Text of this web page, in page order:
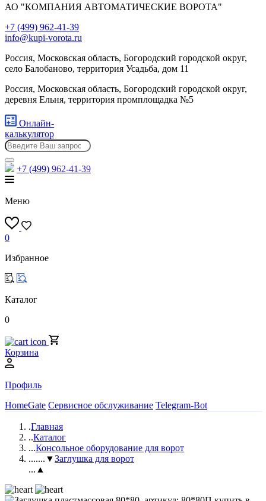
АО "КОМПАНИЯ АВТОМАТИЧЕСКИЕ ВОРОТА"
+7 (499) 962-41-39
info@kupi-vorota.ru
Россия, Московская область, Богородский городской округ,
село Балобаново, территория Усадьба, дом 11
Россия, Московская область, Богородский городской округ,
деревня Ельня, территория промплощадка №5
Онлайн-
калькулятор
+7 (499) 962-41-39
Меню
0
Избранное
Каталог
0
Корзина
Профиль
HomeGate Сервисное обслуживание Telegram-Bot
.Главная
..Каталог
...Консольное оборудование для ворот
.......▼Заглушка для ворот
...▲